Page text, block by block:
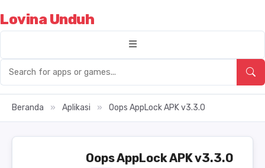
Lovina Unduh
Beranda » Aplikasi » Oops AppLock APK v3.3.0
Oops AppLock APK v3.3.0